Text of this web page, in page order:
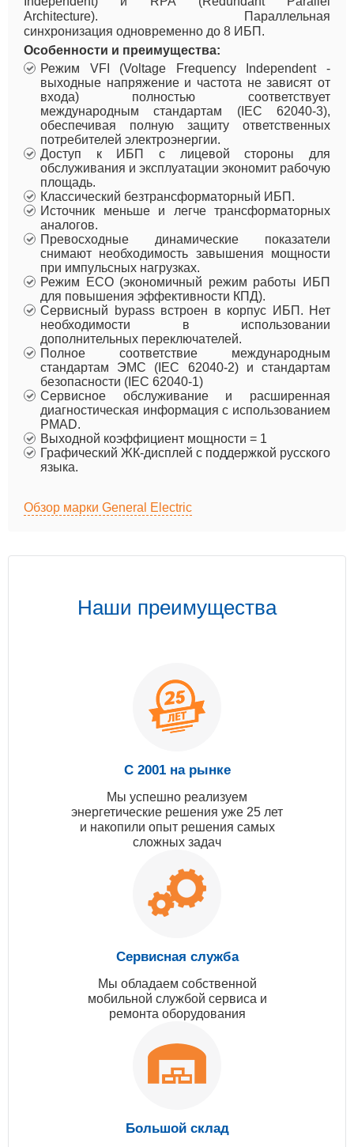
Architecture). Параллельная
синхронизация одновременно до 8 ИБП.
Особенности и преимущества:
Режим VFI (Voltage Frequency Independent -
выходные напряжение и частота не зависят от
входа) полностью соответствует
международным стандартам (IEC 62040-3),
обеспечивая полную защиту ответственных
потребителей электроэнергии.
Доступ к ИБП с лицевой стороны для
обслуживания и эксплуатации экономит рабочую
площадь.
Классический безтрансформаторный ИБП.
Источник меньше и легче трансформаторных
аналогов.
Превосходные динамические показатели
снимают необходимость завышения мощности
при импульсных нагрузках.
Режим ECO (экономичный режим работы ИБП
для повышения эффективности КПД).
Сервисный bypass встроен в корпус ИБП. Нет
необходимости в использовании
дополнительных переключателей.
Полное соответствие международным
стандартам ЭМС (IEC 62040-2) и стандартам
безопасности (IEC 62040-1)
Сервисное обслуживание и расширенная
диагностическая информация с использованием
PMAD.
Выходной коэффициент мощности = 1
Графический ЖК-дисплей с поддержкой русского
языка.
Обзор марки General Electric
Наши преимущества
С 2001 на рынке
Мы успешно реализуем
энергетические решения уже 25 лет
и накопили опыт решения самых
сложных задач
Сервисная служба
Мы обладаем собственной
мобильной службой сервиса и
ремонта оборудования
Большой склад